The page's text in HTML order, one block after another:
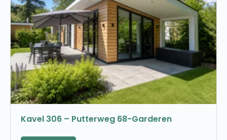
Kavel 306 – Putterweg 68-Garderen